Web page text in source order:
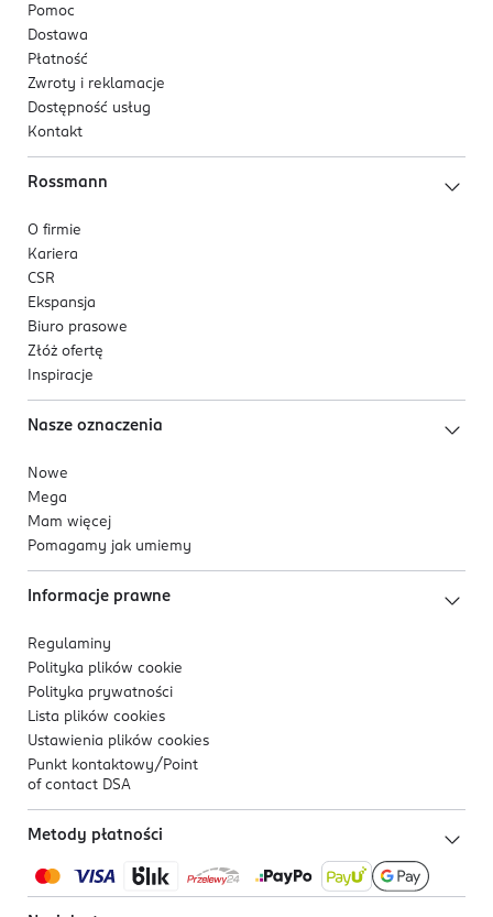
Pomoc
Dostawa
Płatność
Zwroty i reklamacje
Dostępność usług
Kontakt
Rossmann
O firmie
Kariera
CSR
Ekspansja
Biuro prasowe
Złóż ofertę
Inspiracje
Nasze oznaczenia
Nowe
Mega
Mam więcej
Pomagamy jak umiemy
Informacje prawne
Regulaminy
Polityka plików cookie
Polityka prywatności
Lista plików cookies
Ustawienia plików cookies
Punkt kontaktowy/ Point
of contact DSA
Metody płatności